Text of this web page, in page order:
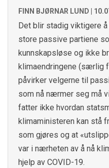
FINN BJØRNAR LUND |
Det blir stadig viktigere
store passive partiene
kunnskapsløse og ikke
klimaendringene (særlig
påvirker velgerne til
som nå nærmer seg må
fatter ikke hvordan
klimaministeren kan stå
som gjøres og at
var i nærheten av å nå
hjelp av COVID-19.